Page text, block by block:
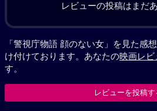
レビューの投稿はまだ
「警視庁物語 顔のない女」を見た感
け付けております。あなたの映画レビ
す。
レビューを投稿す